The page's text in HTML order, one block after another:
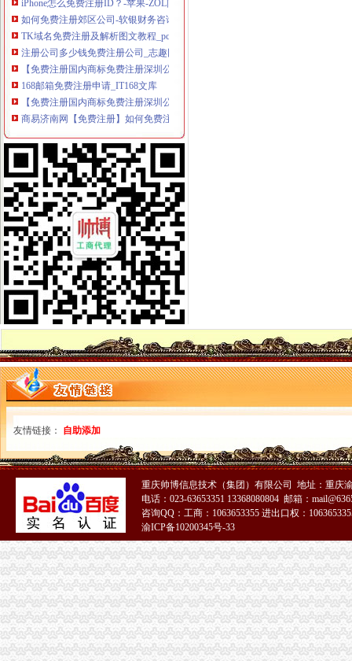
如何免费注册郊区公司-软银财务咨询
TK域名免费注册及解析图文教程_pc6资讯
注册公司多少钱免费注册公司_志趣网
【免费注册国内商标免费注册深圳公司】-福田华北易登网
168邮箱免费注册申请_IT168文库
【免费注册国内商标免费注册深圳公司】-南山科技园易登网
商易济南网【免费注册】如何免费注册会员_商易济南_新浪博客
谁知道阿里巴巴国际站可以免费注册么？
免费注册免费注册-广州58同城
2008万网CN英文域名免费注册体验活动-3G安全网（Www.HackDos.
免费注册公司,还送一套章,代理记账1999元/年-深圳58同城
教大家免费注册屏幕录像专家_在线观看
帮助中心_买塑网
免费注册域名--fox--好网角网络收夹
【免费注册上海公司,免费注册上海普陀公司】价格_厂家_图片-Hc
【上海金山公司注册免费注册】价格_厂家_图片-Hc360慧聪网
【代理注册上海公司、代理记账、免费注册地址】-公司注册-南京赶集网
免费注册-JiaThis
【免费注册商标注册商标免费咨询】-省内其它易登网
免费注册QQ微信号—申请QQ号免费
北京个人免费注册简历信息--北京人才热线
等等免费注册商标商标v公司阿的【今日推荐网】
免费注册玩游戏每个3.5元_任务威客网_劳务
免费代注册
免费注册目标通行证|免费注册目标一号通
免费注册
1-1免费注册有赞开店_在线观看
qq申请号码免费注册的地址_图文教程_教程_2345软件教程（多
免费域名,免费顶级域名,域名注册免费,免费TK域名,免费ML域
【优惠升级】学教育网师/执业师面授班全面免费注册即可预约
存100送100【起凡免费注册送会员】手游棋牌注册送可提现
免费注册
免费注册
如何免费注册Apple ID?Apple ID免费注册图文教程-同步推资讯
零元注册美国商标,零元注册美国公司,免费注册美国商标,免费注
139邮箱注册免费注册
免费注册qq_格子啦
新.tk域名免费注册教程-站长之家
免费注册公司,提供地址！工商局对面！专业高效！上海公司注册今
友情链接： 自助添加
重庆帅博信息技术（集团）有限公司 地址：重庆
电话：023-63653351 13368080804 邮箱：
咨询QQ：工商：1063653355 进出口权：
渝ICP备10200345号-33